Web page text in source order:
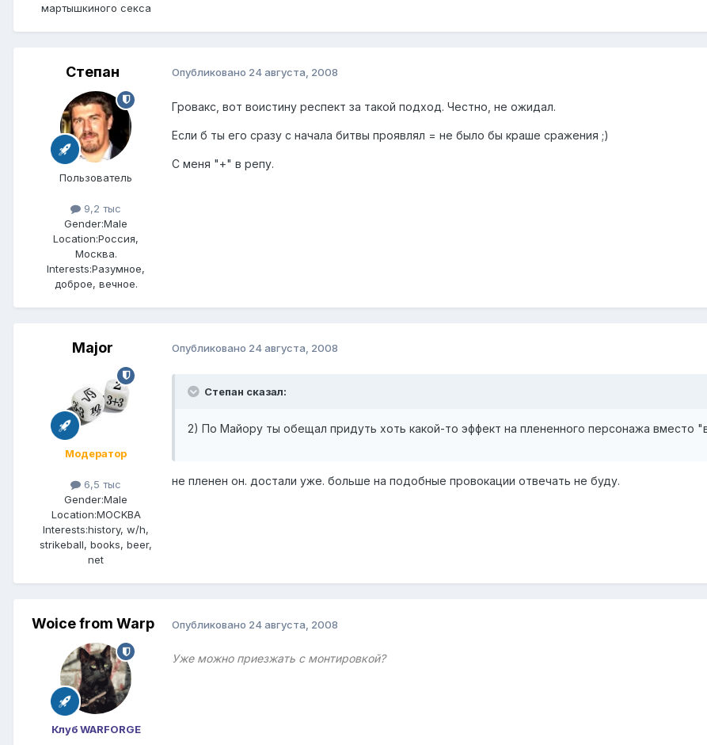
мартышкиного секса
Степан
Пользователь
9,2 тыс
Gender:Male
Location:Россия,
Москва.
Interests:Разумное,
доброе, вечное.
Опубликовано 24 августа, 2008
Гровакс, вот воистину респект за такой подход. Честно, не ожидал.
Если б ты его сразу с начала битвы проявлял = не было бы краше сражения ;)
С меня "+" в репу.
Major
Модератор
6,5 тыс
Gender:Male
Location:MOCKBA
Interests:history, w/h,
strikeball, books, beer,
net
Опубликовано 24 августа, 2008
Степан сказал:
2) По Майору ты обещал придуть хоть какой-то эффект на плененного персонажа вместо
не пленен он. достали уже. больше на подобные провокации отвечать не буду.
Woice from Warp
Клуб WARFORGE
Опубликовано 24 августа, 2008
Уже можно приезжать с монтировкой?